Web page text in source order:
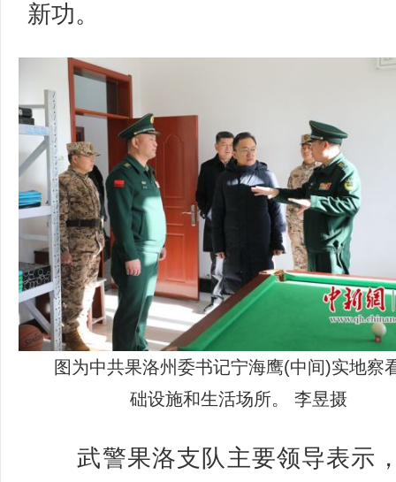
新功。
图为中共果洛州委书记宁海鹰(中间)实地察
础设施和生活场所。 李昱摄
武警果洛支队主要领导表示